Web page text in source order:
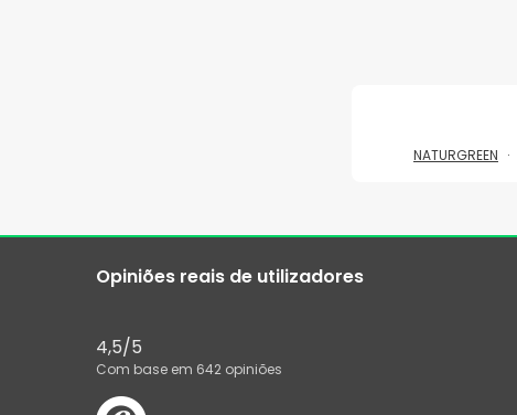
NATURGREEN
Opiniões reais de utilizadores
4,5/5
Com base em 642 opiniões